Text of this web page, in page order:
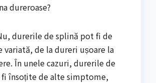
dureroase?
durerile de splină pot fi de
variată, de la dureri ușoare la
În unele cazuri, durerile de
însoțite de alte simptome,